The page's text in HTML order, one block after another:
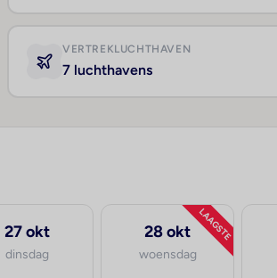
VERTREKLUCHTHAVEN
7 luchthavens
27 okt
dinsdag
LAAGSTE
28 okt
woensdag